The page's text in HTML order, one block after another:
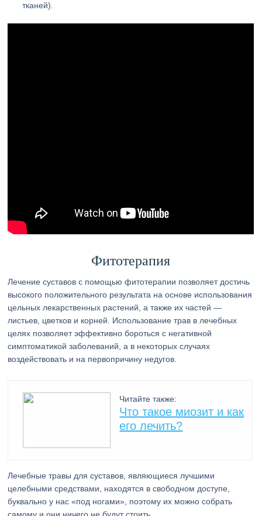
тканей).
Фитотерапия
Лечение суставов с помощью фитотерапии позволяет достичь
высокого положительного результата на основе использования
цельных лекарственных растений, а также их частей —
листьев, цветков и корней. Использование трав в лечебных
целях позволяет эффективно бороться с негативной
симптоматикой заболеваний, а в некоторых случаях
воздействовать и на первопричину недугов.
Читайте также:
Что такое миозит и как
его лечить?
Лечебные травы для суставов, являющиеся лучшими
целебными средствами, находятся в свободном доступе,
буквально у нас «под ногами», поэтому их можно собрать